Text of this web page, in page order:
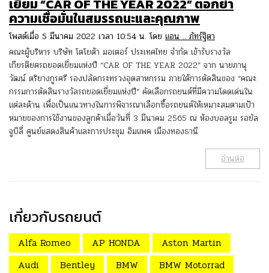
เยี่ยม “CAR OF THE YEAR 2022” ตอกย้ำ
ความเชื่อมั่นในสมรรถนะและคุณภาพ
โพสต์เมื่อ 5 มีนาคม 2022 เวลา 10:54 น. โดย แอน .. ภัทร์ฐิตา
คณะผู้บริหาร บริษัท โตโยต้า มอเตอร์ ประเทศไทย จำกัด เข้ารับรางวัล
เกียรติยศรถยอดเยี่ยมแห่งปี “CAR OF THE YEAR 2022” จาก นายภานุ
วัฒน์ ตริยางกูรศรี รองปลัดกระทรวงอุตสาหกรรม ภายใต้การตัดสินของ “คณะ
กรรมการตัดสินรางวัลรถยอดเยี่ยมแห่งปี” คัดเลือกรถยนต์ที่มีความโดดเด่นใน
แต่ละด้าน เพื่อเป็นแนวทางในการพิจารณาเลือกซื้อรถยนต์ให้เหมาะสมตามเป้า
หมายของการใช้งานของลูกค้าเมื่อวันที่ 3 มีนาคม 2565 ณ ห้องบอลรูม รอยัล
จูบิลี่ ศูนย์แสดงสินค้าและการประชุม อิมแพค เมืองทองธานี
อ่านต่อ
เกี่ยวกับรถยนต์
Alfa Romeo AP HONDA
Aston Martin
Audi
Bentley BMW
BMW Motorrad